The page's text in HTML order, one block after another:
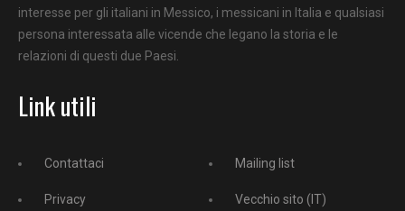
interesse per gli italiani in Messico, i messicani in Italia e qualsiasi
persona interessata alle vicende che legano la storia e le
relazioni di questi due Paesi.
Link utili
Contattaci
Privacy
Mailing list
Vecchio sito (IT)